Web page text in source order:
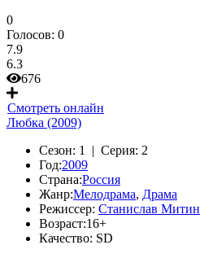
0
Голосов: 0
7.9
6.3
676
Смотреть онлайн
Любка (2009)
Сезон: 1 | Серия: 2
Год:2009
Страна:Россия
Жанр:Мелодрама, Драма
Режиссер: Станислав Митин
Возраст:16+
Качество: SD